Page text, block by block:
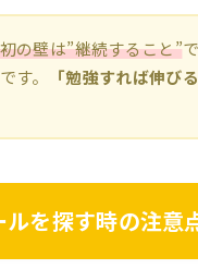
の壁は”継続すること”
す。
「勉強すれば伸び
を探す時の注意